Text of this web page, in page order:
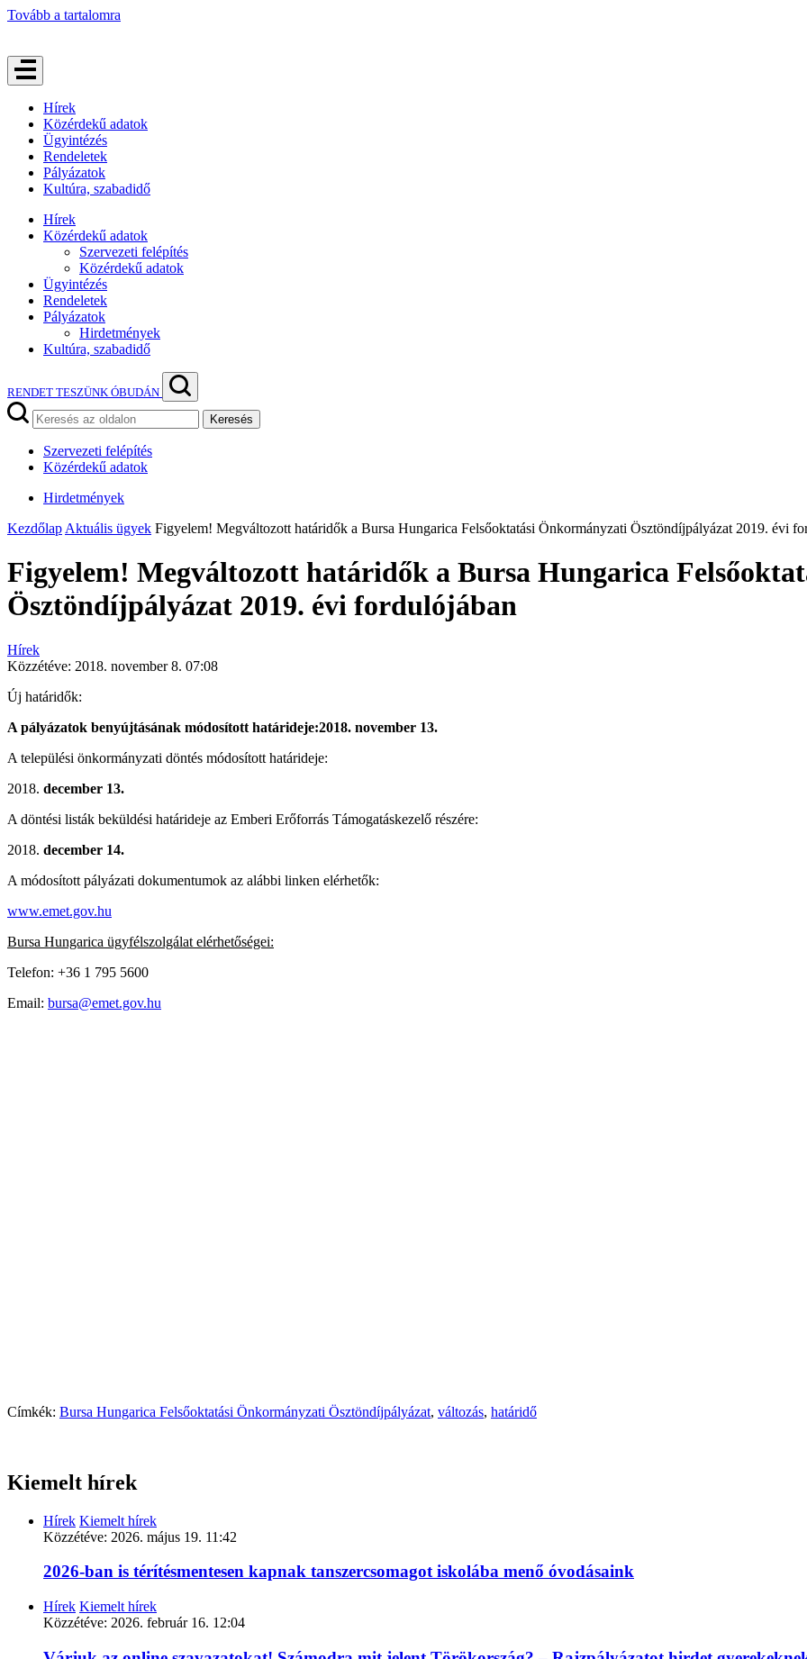
Tovább a tartalomra
Hírek
Közérdekű adatok
Ügyintézés
Rendeletek
Pályázatok
Kultúra, szabadidő
Hírek
Közérdekű adatok
Szervezeti felépítés
Közérdekű adatok
Ügyintézés
Rendeletek
Pályázatok
Hirdetmények
Kultúra, szabadidő
RENDET TESZÜNK ÓBUDÁN
Keresés
Szervezeti felépítés
Közérdekű adatok
Hirdetmények
Kezdőlap Aktuális ügyek Figyelem! Megváltozott határidők a Bursa Hungarica Felsőoktatási Önkormányzati Ösztöndíjpályázat 2019. évi
Figyelem! Megváltozott határidők a Bursa Hungarica
Ösztöndíjpályázat 2019. évi fordulójában
Hírek
Közzétéve: 2018. november 8. 07:08
Új határidők:
A pályázatok benyújtásának módosított határideje:2018. november 13.
A települési önkormányzati döntés módosított határideje:
december 13.
A döntési listák beküldési határideje az Emberi Erőforrás Támogatáskezelő részére:
december 14.
A módosított pályázati dokumentumok az alábbi linken elérhetők:
www.emet.gov.hu
Bursa Hungarica ügyfélszolgálat elérhetőségei:
Telefon: +36 1 795 5600
Email: bursa@emet.gov.hu
Címkék: Bursa Hungarica Felsőoktatási Önkormányzati Ösztöndíjpályázat, változás, határidő
Kiemelt hírek
Hírek Kiemelt hírek
Közzétéve: 2026. május 19. 11:42
2026-ban is térítésmentesen kapnak tanszercsomagot iskolába menő óvodásaink
Hírek Kiemelt hírek
Közzétéve: 2026. február 16. 12:04